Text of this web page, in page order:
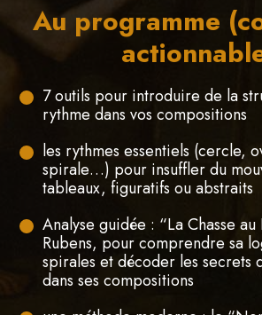
Au programme
7 outils pour introduire de la
rythme dans vos compositions
les rythmes essentiels (cercle,
spirale…) pour insuffler du
tableaux, figuratifs ou abstraits
Analyse guidée : “La Chasse
Rubens, pour comprendre sa
spirales et décoder les secrets
dans ses compositions